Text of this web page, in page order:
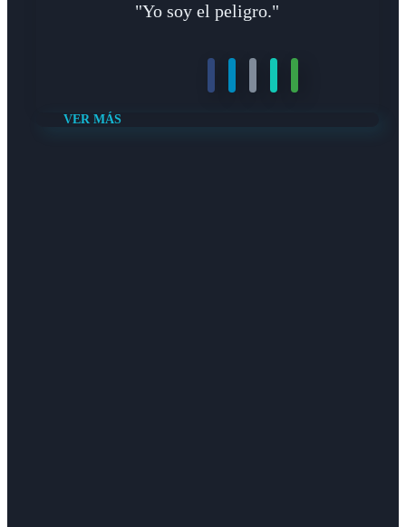
"Yo soy el peligro."
VER MÁS